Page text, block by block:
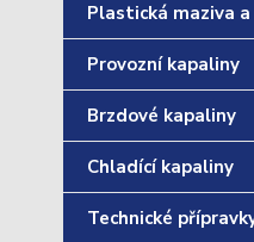
Plastická maziva
Provozní kapaliny
Brzdové kapaliny
Chladící kapaliny
Technické